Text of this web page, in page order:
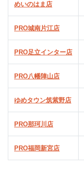
めいのはま店
PRO城南片江店
PRO足立インター店
PRO八幡陣山店
ゆめタウン筑紫野店
PRO那珂川店
PRO福岡新宮店